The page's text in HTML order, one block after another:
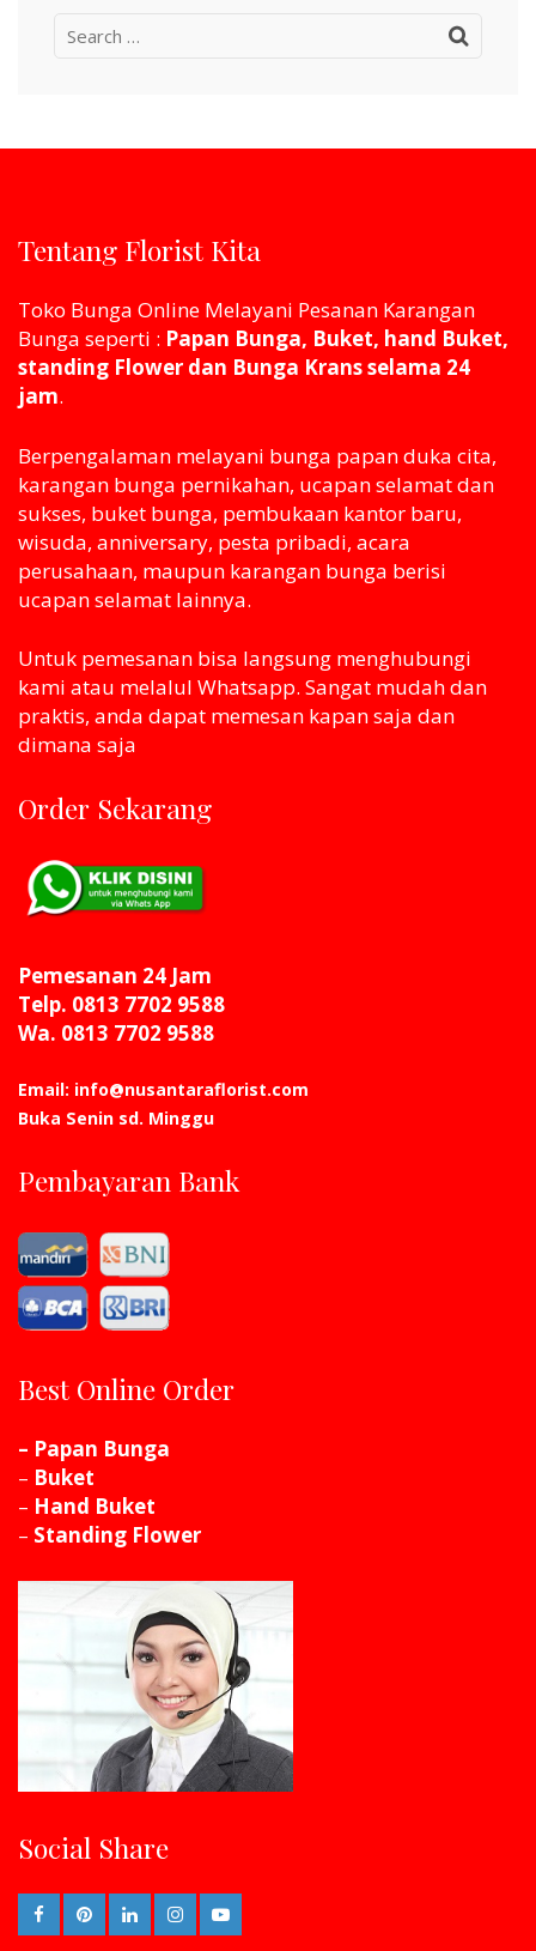
Search
Tentang Florist Kita
Toko Bunga Online Melayani Pesanan Karangan
Bunga seperti : Papan Bunga, Buket, hand Buket,
standing Flower dan Bunga Krans selama 24
jam.
Berpengalaman melayani bunga papan duka cita,
karangan bunga pernikahan, ucapan selamat dan
sukses, buket bunga, pembukaan kantor baru,
wisuda, anniversary, pesta pribadi, acara
perusahaan, maupun karangan bunga berisi
ucapan selamat lainnya.
Untuk pemesanan bisa langsung menghubungi
kami atau melaluI Whatsapp. Sangat mudah dan
praktis, anda dapat memesan kapan saja dan
dimana saja
Order Sekarang
Pemesanan 24 Jam
Telp. 0813 7702 9588
Wa. 0813 7702 9588
Email: info@nusantaraflorist.com
Buka Senin sd. Minggu
Pembayaran Bank
Best Online Order
– Papan Bunga
– Buket
– Hand Buket
– Standing Flower
Social Share